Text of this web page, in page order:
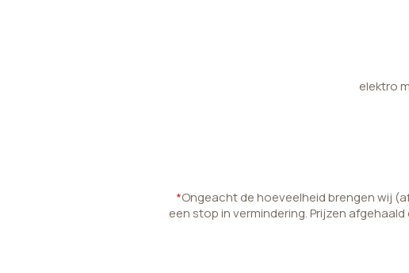
elektro
*Ongeacht de hoeveelheid brengen wij
een stop in vermindering. Prijzen